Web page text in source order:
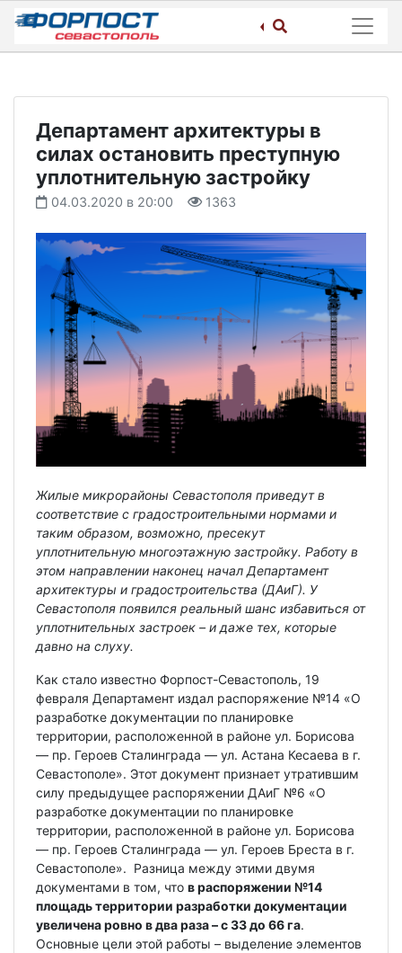
Skip
content
Департамент архитектуры в
силах остановить преступную
уплотнительную застройку
04.03.2020 в 20:00 1363
Жилые микрорайоны Севастополя приведут в
соответствие с градостроительными нормами и
таким образом, возможно, пресекут
уплотнительную многоэтажную застройку. Работу в
этом направлении наконец начал Департамент
архитектуры и градостроительства (ДАиГ). У
Севастополя появился реальный шанс избавиться от
уплотнительных застроек – и даже тех, которые
давно на слуху.
Как стало известно Форпост-Севастополь, 19
февраля Департамент издал распоряжение №14 «О
разработке документации по планировке
территории, расположенной в районе ул. Борисова
— пр. Героев Сталинграда — ул. Астана Кесаева в г.
Севастополе». Этот документ признает утратившим
силу предыдущее распоряжении ДАиГ №6 «О
разработке документации по планировке
территории, расположенной в районе ул. Борисова
— пр. Героев Сталинграда — ул. Героев Бреста в г.
Севастополе». Разница между этими двумя
документами в том, что в распоряжении №14
площадь территории разработки документации
увеличена ровно в два раза – с 33 до 66 га.
Основные цели этой работы – выделение элементов